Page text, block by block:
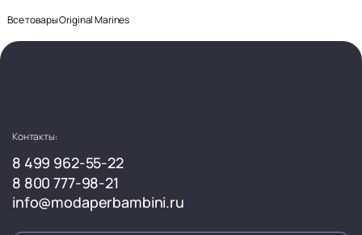
Все товары Original Marines
Контакты:
8 499 962-55-22
8 800 777-98-21
info@modaperbambini.ru